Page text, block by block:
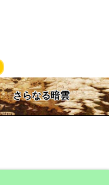
さらなる暗雲